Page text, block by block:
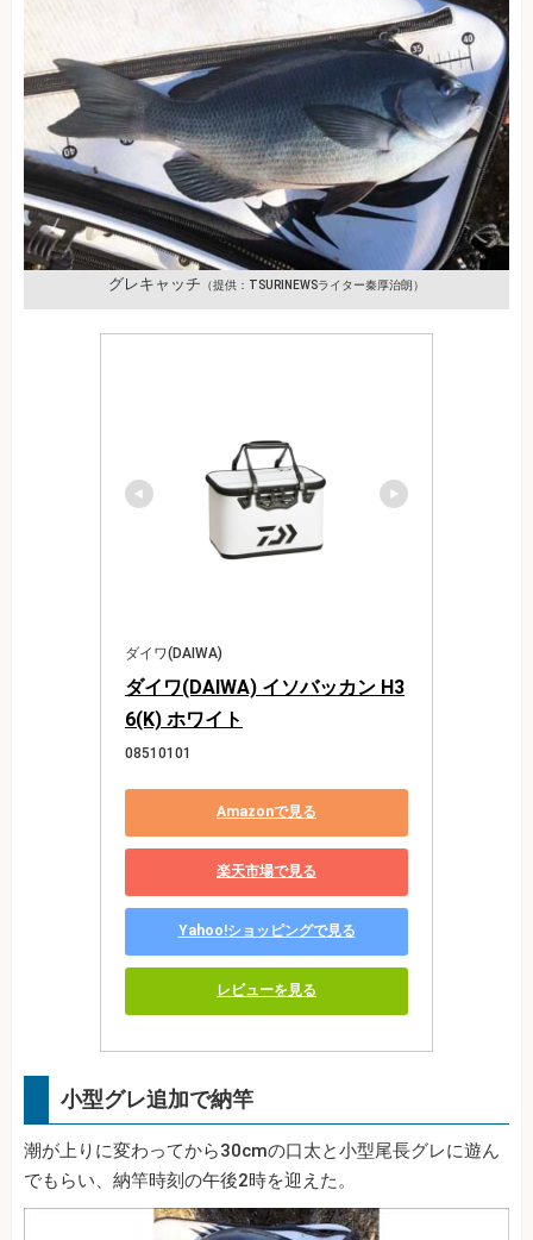
グレキャッチ （提供：TSURINEWSライター秦厚治朗）
ダイワ(DAIWA)
ダイワ(DAIWA) イソバッカン H3
6(K) ホワイト
08510101
Amazonで見る
楽天市場で見る
Yahoo!ショッピングで見る
レビューを見る
小型グレ追加で納竿
潮が上りに変わってから30cmの口太と小型尾長グレに遊ん
でもらい、納竿時刻の午後2時を迎えた。